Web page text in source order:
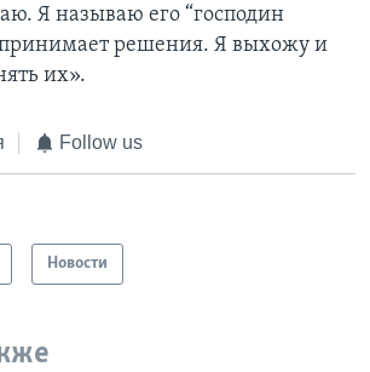
Я называю его “господин
решения. Я выхожу и
их».
Follow us
Новости